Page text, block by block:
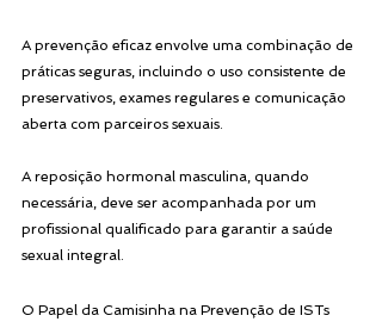
A prevenção eficaz envolve uma combinação de
práticas seguras, incluindo o uso consistente de
preservativos, exames regulares e comunicação
aberta com parceiros sexuais.
A reposição hormonal masculina, quando
necessária, deve ser acompanhada por um
profissional qualificado para garantir a saúde
sexual integral.
O Papel da Camisinha na Prevenção de ISTs